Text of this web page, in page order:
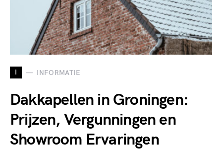
I INFORMATIE
Dakkapellen in Groningen:
Prijzen, Vergunningen en
Showroom Ervaringen